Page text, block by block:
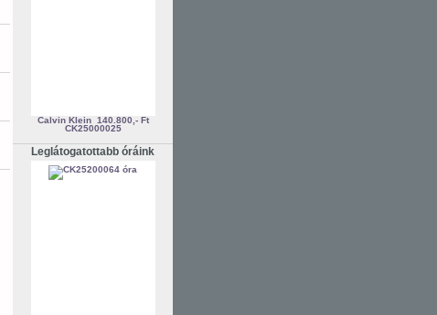
Calvin Klein 140.800,- Ft
CK25000025
Leglátogatottabb óráink